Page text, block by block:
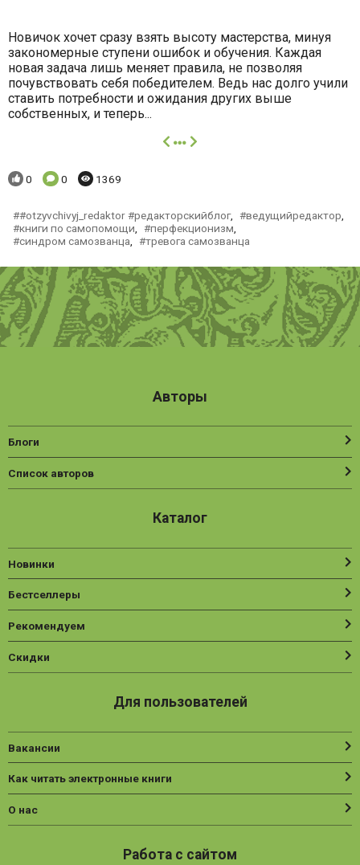
Новичок хочет сразу взять высоту мастерства, минуя
закономерные ступени ошибок и обучения. Каждая
новая задача лишь меняет правила, не позволяя
почувствовать себя победителем. Ведь нас долго учили
ставить потребности и ожидания других выше
собственных, и теперь...
далее
Понравилось:
0 Комментариев:
0 Просмотров:
1369
#otzyvchivyj_redaktor #редакторскийблог, ведущийредактор
книги по самопомощи
перфекционизм
синдром самозванца
тревога самозванца
Авторы
Блоги
Список авторов
Каталог
Новинки
Бестселлеры
Рекомендуем
Скидки
Для пользователей
Вакансии
Как читать электронные книги
О нас
Работа с сайтом